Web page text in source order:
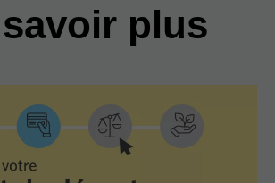
plus